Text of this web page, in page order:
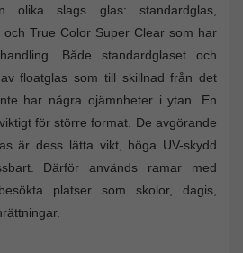
olika slags glas: standardglas,
och True Color Super Clear som har
Både standardglaset och
floatglas som till skillnad från det
har några ojämnheter i ytan. En
för större format. De avgörande
är dess lätta vikt, höga UV-skydd
Därför används ramar med
platser som skolor, dagis,